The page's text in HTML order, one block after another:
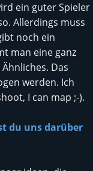
ein guter Spieler
Allerdings muss
noch ein
man eine ganz
Das
werden. Ich
I can map ;-).
du uns darüber